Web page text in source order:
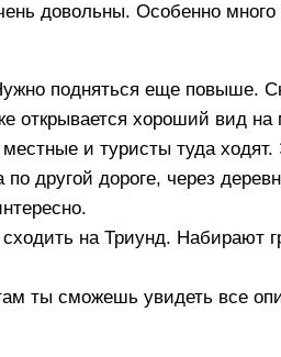
довольны. Особенно
подняться еще повыше.
открывается хороший вид
и туристы туда ходят.
другой дороге, через
на Триунд. Набирают
ты сможешь увидеть все